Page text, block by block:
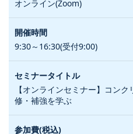
オンライン(Zoom)
9:30～16:30(受付9:00)
【オンラインセミナー】コン
修・補強を学ぶ